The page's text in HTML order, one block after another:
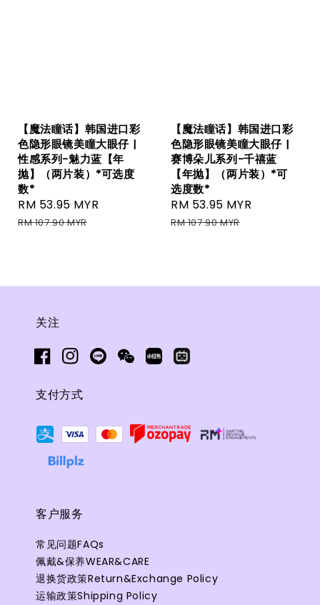
【魔法瞳话】韩国进口彩
色隐形眼镜美瞳大眼仔 |
性感系列-魅力蓝【年
抛】（两片装）*可选度
数*
Sale
price
RM 53.95 MYR
RM 107.90 MYR
【魔法瞳话】韩国进口彩
色隐形眼镜美瞳大眼仔 |
赛博朵儿系列-千禧蓝
【年抛】（两片装）*可
选度数*
Sale
price
RM 53.95 MYR
RM 107.90 MYR
关注
支付方式
客户服务
常见问题FAQs
佩戴&保养WEAR&CARE
退换货政策Return&Exchange Policy
运输政策Shipping Policy